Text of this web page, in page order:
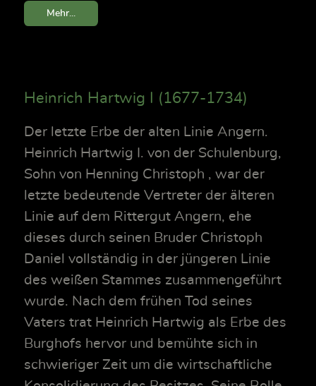
Mehr...
Heinrich Hartwig I (1677-1734)
Der letzte Erbe der alten Linie Angern.
Heinrich Hartwig I. von der Schulenburg,
Sohn von Henning Christoph , war der
letzte bedeutende Vertreter der älteren
Linie auf dem Rittergut Angern, ehe
dieses durch seinen Bruder Christoph
Daniel vollständig in der jüngeren Linie
des weißen Stammes zusammengeführt
wurde. Nach dem frühen Tod seines
Vaters trat Heinrich Hartwig als Erbe des
Burghofs hervor und bemühte sich in
schwieriger Zeit um die wirtschaftliche